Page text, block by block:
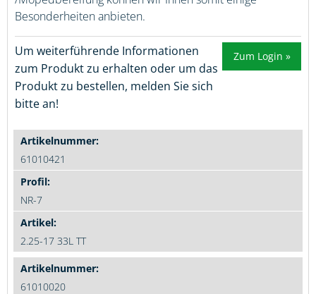
Besonderheiten anbieten.
Zum Login »
Um weiterführende Informationen
zum Produkt zu erhalten oder um das
Produkt zu bestellen, melden Sie sich
bitte an!
61010421
NR-7
2.25-17 33L TT
61010020